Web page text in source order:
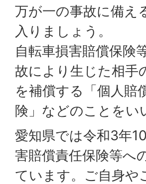
万が一の事故に備え
入りましょう。
自転車損害賠償保険
故により生じた相手
を補償する「個人賠
険」などのことをい
愛知県では令和3年
害賠償責任保険等へ
ています。ご自身や